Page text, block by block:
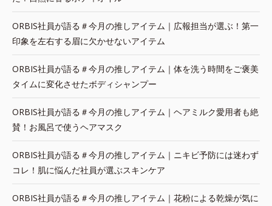
ORBIS社員が語る＃今月の推しアイテム｜広報担当が選ぶ！第一
印象を左右する眉に欠かせないアイテム
ORBIS社員が語る＃今月の推しアイテム｜体を洗う時間をご褒美
タイムに変化させたボディシャンプー
ORBIS社員が語る＃今月の推しアイテム｜ヘアミルク愛用者も絶
賛！お風呂で使うヘアマスク
ORBIS社員が語る＃今月の推しアイテム｜ニキビ予防には迷わず
コレ！肌に悩んだ社員が選ぶスキンケア
ORBIS社員が語る＃今月の推しアイテム｜花粉による乾燥が気に